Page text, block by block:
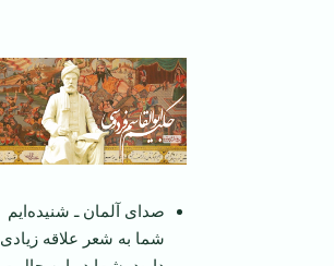
صدای آلمان ـ شنیده‌ایم
شما به شعر علاقه زیادی